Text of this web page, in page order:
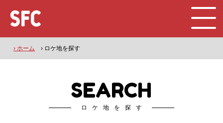
› ホーム › ロケ地を探す
SEARCH
ロケ地を探す